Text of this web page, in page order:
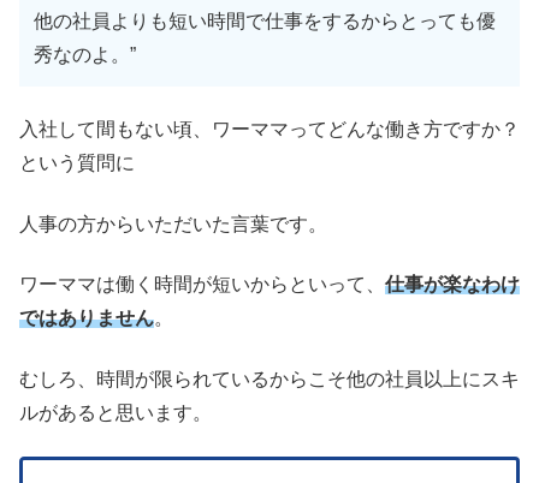
他の社員よりも短い時間で仕事をするからとっても優
秀なのよ。”
入社して間もない頃、ワーママってどんな働き方ですか？
という質問に
人事の方からいただいた言葉です。
ワーママは働く時間が短いからといって、 仕事が楽なわけ
ではありません。
むしろ、時間が限られているからこそ他の社員以上にスキ
ルがあると思います。